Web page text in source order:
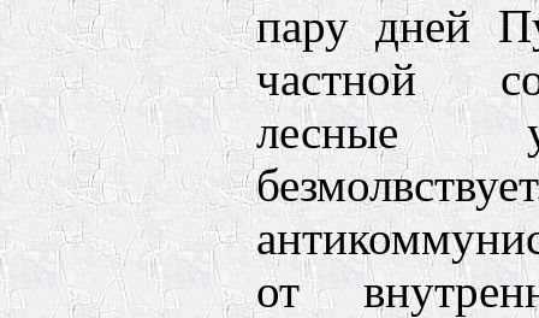
пару дней
частной
лесные
от